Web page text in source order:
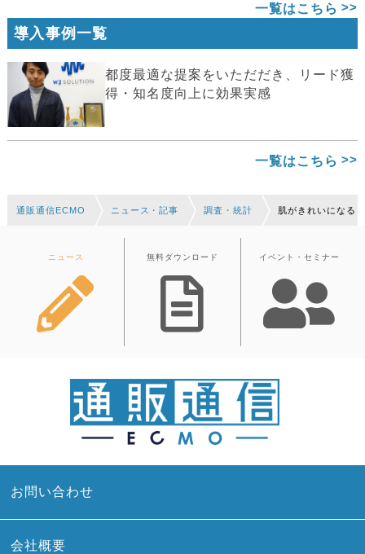
一覧はこちら
導入事例一覧
都度最適な提案をいただだき、リード獲
得・知名度向上に効果実感
一覧はこちら
通販通信ECMO ニュース・記事 調査・統計 肌がきれいになる
ニュース 無料ダウンロード イベント・セミナー
お問い合わせ
会社概要